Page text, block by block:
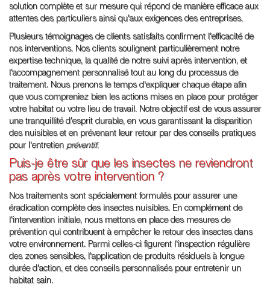
solution complète et sur mesure qui répond de manière efficace aux
attentes des particuliers ainsi qu'aux exigences des entreprises.
Plusieurs témoignages de clients satisfaits confirment l'efficacité de
nos interventions. Nos clients soulignent particulièrement notre
expertise technique, la qualité de notre suivi après intervention, et
l'accompagnement personnalisé tout au long du processus de
traitement. Nous prenons le temps d'expliquer chaque étape afin
que vous compreniez bien les actions mises en place pour protéger
votre habitat ou votre lieu de travail. Notre objectif est de vous assurer
une tranquillité d'esprit durable, en vous garantissant la disparition
des nuisibles et en prévenant leur retour par des conseils pratiques
pour l'entretien préventif.
Puis-je être sûr que les insectes ne reviendront
pas après votre intervention ?
Nos traitements sont spécialement formulés pour assurer une
éradication complète des insectes nuisibles. En complément de
l'intervention initiale, nous mettons en place des mesures de
prévention qui contribuent à empêcher le retour des insectes dans
votre environnement. Parmi celles-ci figurent l'inspection régulière
des zones sensibles, l'application de produits résiduels à longue
durée d'action, et des conseils personnalisés pour entretenir un
habitat sain.